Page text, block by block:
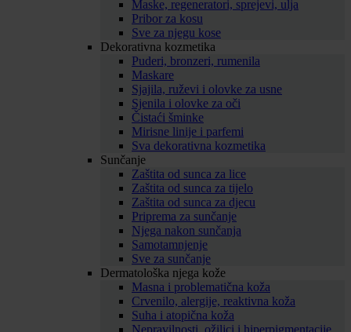
Maske, regeneratori, sprejevi, ulja
Pribor za kosu
Sve za njegu kose
Dekorativna kozmetika
Puderi, bronzeri, rumenila
Maskare
Sjajila, ruževi i olovke za usne
Sjenila i olovke za oči
Čistaći šminke
Mirisne linije i parfemi
Sva dekorativna kozmetika
Sunčanje
Zaštita od sunca za lice
Zaštita od sunca za tijelo
Zaštita od sunca za djecu
Priprema za sunčanje
Njega nakon sunčanja
Samotamnjenje
Sve za sunčanje
Dermatološka njega kože
Masna i problematična koža
Crvenilo, alergije, reaktivna koža
Suha i atopična koža
Nepravilnosti, ožiljci i hiperpigmentacije